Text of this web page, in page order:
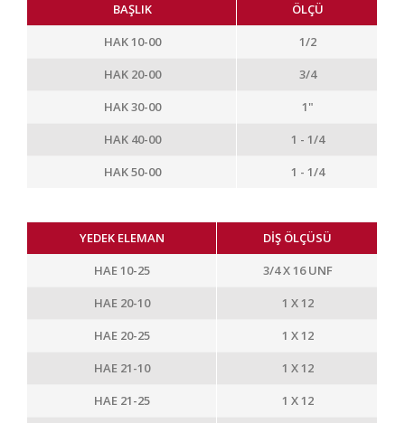
BAŞLIK
ÖLÇÜ
HAK 10-00
1/2
HAK 20-00
3/4
HAK 30-00
1"
HAK 40-00
1 - 1/4
HAK 50-00
1 - 1/4
YEDEK ELEMAN
DİŞ ÖLÇÜSÜ
HAE 10-25
3/4 X 16 UNF
HAE 20-10
1 X 12
HAE 20-25
1 X 12
HAE 21-10
1 X 12
HAE 21-25
1 X 12